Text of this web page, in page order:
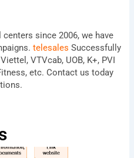
since 2006, we have
telesales Successfully
VTVcab, UOB, K+, PVI
etc. Contact us today